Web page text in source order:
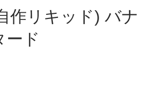
作リキッド) バナ
ード